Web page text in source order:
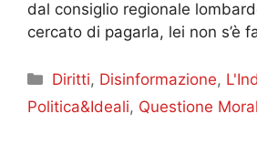
dal consiglio regionale
cercato di pagarla, lei non s’è
Categorie
Diritti, Disinformazione,
Politica&Ideali, Questione